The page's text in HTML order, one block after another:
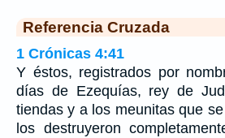
Referencia Cruzada
1 Crónicas 4:41
Y éstos, registrados por
días de Ezequías, rey de
tiendas y a los meunitas que
los destruyeron